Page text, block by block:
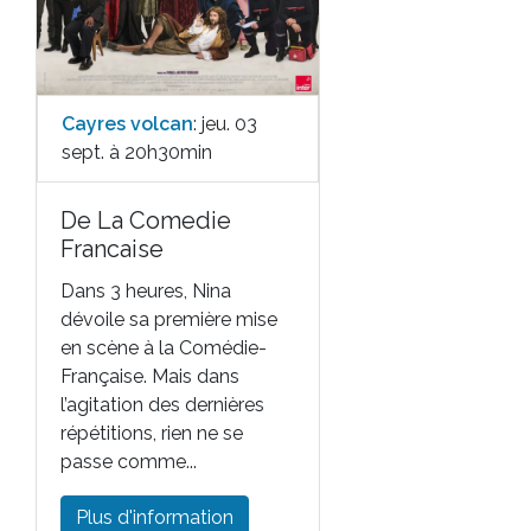
Cayres volcan: jeu. 03
sept. à 20h30min
De La Comedie
Francaise
Dans 3 heures, Nina
dévoile sa première mise
en scène à la Comédie-
Française. Mais dans
l’agitation des dernières
répétitions, rien ne se
passe comme...
Plus d'information